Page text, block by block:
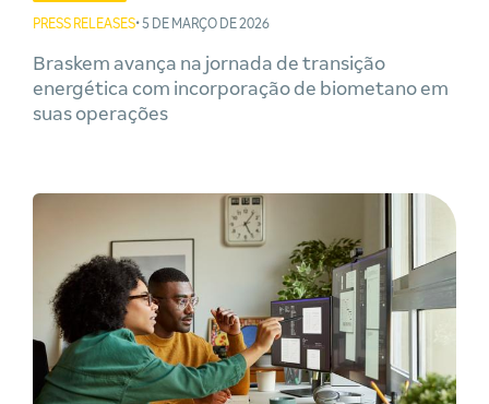
PRESS RELEASES• 5 DE MARÇO DE 2026
Braskem avança na jornada de transição
energética com incorporação de biometano em
suas operações